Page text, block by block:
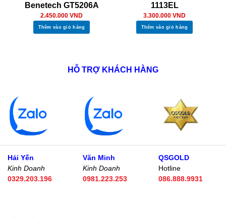
Benetech GT5206A
2.450.000 VND
Thêm vào giỏ hàng
1113EL
3.300.000 VND
Thêm vào giỏ hàng
HỖ TRỢ KHÁCH HÀNG
Hải Yến
Kinh Doanh
0329.203.196
Văn Minh
Kinh Doanh
0981.223.253
QSGOLD
Hotline
086.888.9931